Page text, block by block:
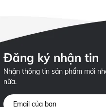
Đăng ký nhận tin
Nhận thông tin sản phẩm mới
nữa.